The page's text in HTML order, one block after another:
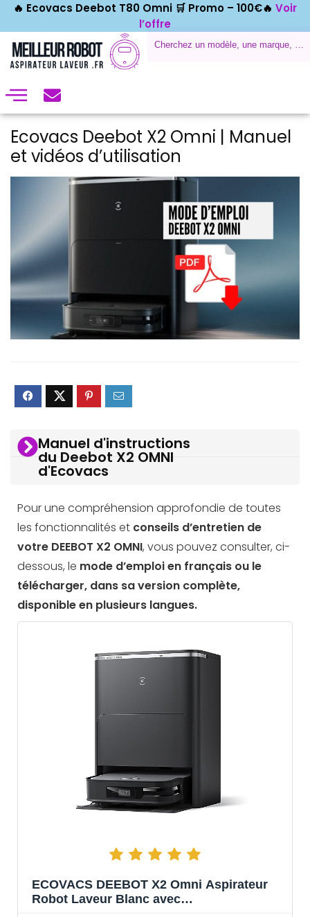
🔥 Ecovacs Deebot T80 Omni 🛒 Promo – 100€🔥 Voir
l’offre
Ecovacs Deebot X2 Omni | Manuel
et vidéos d’utilisation
Manuel d'instructions
du Deebot X2 OMNI
d'Ecovacs
Pour une compréhension approfondie de toutes
les fonctionnalités et conseils d’entretien de
votre DEEBOT X2 OMNI, vous pouvez consulter, ci-
dessous, le mode d’emploi en français ou le
télécharger, dans sa version complète,
disponible en plusieurs langues.
ECOVACS DEEBOT X2 Omni Aspirateur
Robot Laveur Blanc avec